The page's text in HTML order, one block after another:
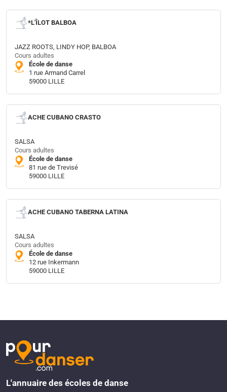
*L'ÎLOT BALBOA
JAZZ ROOTS, LINDY HOP, BALBOA
Cours adultes
École de danse
1 rue Armand Carrel
59000 LILLE
ACHE CUBANO CRASTO
SALSA
Cours adultes
École de danse
81 rue de Trevisé
59000 LILLE
ACHE CUBANO TABERNA LATINA
SALSA
Cours adultes
École de danse
12 rue Inkermann
59000 LILLE
L'annuaire des écoles de danse